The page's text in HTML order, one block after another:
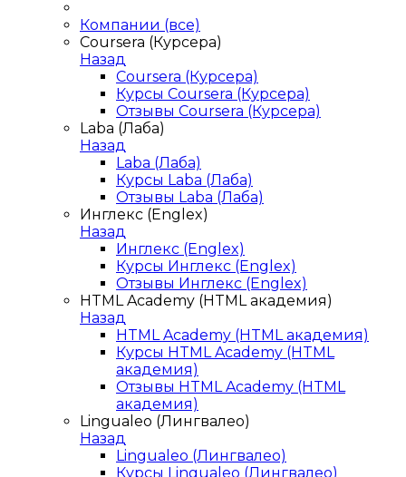
Компании (все)
Coursera (Курсера)
Назад
Coursera (Курсера)
Курсы Coursera (Курсера)
Отзывы Coursera (Курсера)
Laba (Лаба)
Назад
Laba (Лаба)
Курсы Laba (Лаба)
Отзывы Laba (Лаба)
Инглекс (Englex)
Назад
Инглекс (Englex)
Курсы Инглекс (Englex)
Отзывы Инглекс (Englex)
HTML Academy (HTML академия)
Назад
HTML Academy (HTML академия)
Курсы HTML Academy (HTML
академия)
Отзывы HTML Academy (HTML
академия)
Lingualeo (Лингвалео)
Назад
Lingualeo (Лингвалео)
Курсы Lingualeo (Лингвалео)